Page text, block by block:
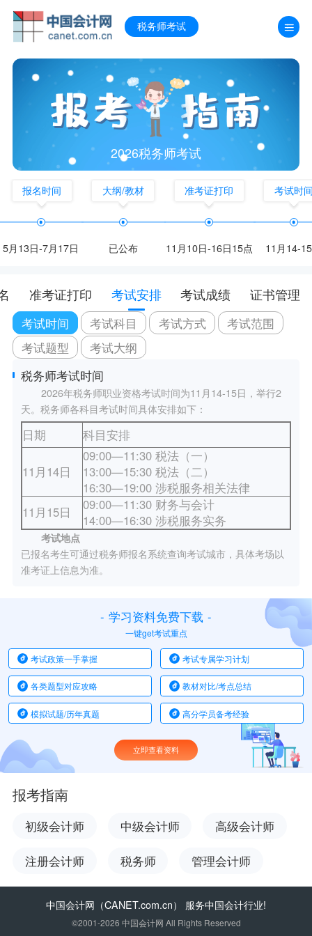
税务师考试
2026税务师考试
报名时间
5月13日-7月17日
大纲/教材
已公布
准考证打印
11月10日-16日15点
考试时
11月14-
准考证打印 考试安排 考试成绩 证书管理
考试时间 考试科目 考试方式
考试范围
考试题型
考试大纲
税务师考试时间
2026年税务师职业资格考试时间为11月14-15日，举行2
天。税务师各科目考试时间具体安排如下：
日期 科目安排
11月14日
09:00—11:30 税法（一）
13:00—15:30 税法（二）
16:30—19:00 涉税服务相关法律
11月15日
09:00—11:30 财务与会计
14:00—16:30 涉税服务实务
考试地点
已报名考生可通过税务师报名系统查询考试城市，具体考场以
准考证上信息为准。
- 学习资料免费下载 -
一键get考试重点
考试政策一手掌握 考试专属学习计划
各类题型对应攻略 教材对比/考点总结
模拟试题/历年真题 高分学员备考经验
立即查看资料
报考指南
初级会计师 中级会计师 高级会计师
注册会计师 税务师 管理会计师
中国会计网 （CANET.com.cn） 服务中国会计行业!
©2001-2026 中国会计网 All Rights Reserved